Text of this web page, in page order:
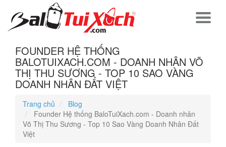
FOUNDER HỆ THỐNG
BALOTUIXACH.COM - DOANH NHÂN VÕ
THỊ THU SƯƠNG - TOP 10 SAO VÀNG
DOANH NHÂN ĐẤT VIỆT
Trang chủ
Blog
Founder Hệ thống BaloTuiXach.com - Doanh nhân
Võ Thị Thu Sương - Top 10 Sao Vàng Doanh Nhân Đất
Việt